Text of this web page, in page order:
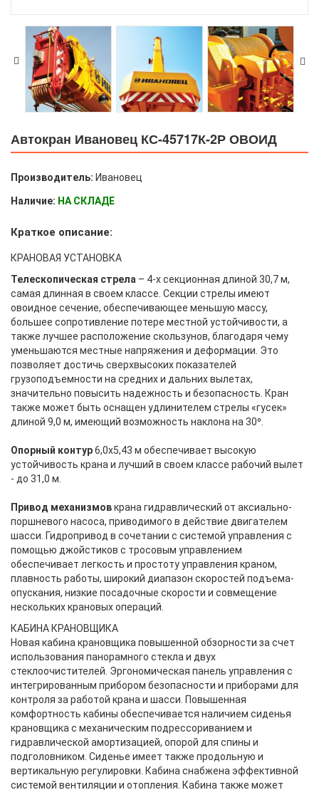
Автокран Ивановец КС-45717К-2Р ОВОИД
Производитель: Ивановец
Наличие: НА СКЛАДЕ
Краткое описание:
КРАНОВАЯ УСТАНОВКА
Телескопическая стрела – 4-х секционная длиной 30,7 м,
самая длинная в своем классе. Секции стрелы имеют
овоидное сечение, обеспечивающее меньшую массу,
большее сопротивление потере местной устойчивости, а
также лучшее расположение скользунов, благодаря чему
уменьшаются местные напряжения и деформации. Это
позволяет достичь сверхвысоких показателей
грузоподъемности на средних и дальних вылетах,
значительно повысить надежность и безопасность. Кран
также может быть оснащен удлинителем стрелы «гусек»
длиной 9,0 м, имеющий возможность наклона на 30⁰.
Опорный контур6,0х5,43 м обеспечивает высокую
устойчивость крана и лучший в своем классе рабочий вылет
- до 31,0 м.
Привод механизмовкрана гидравлический от аксиально-
поршневого насоса, приводимого в действие двигателем
шасси. Гидропривод в сочетании с системой управления с
помощью джойстиков с тросовым управлением
обеспечивает легкость и простоту управления краном,
плавность работы, широкий диапазон скоростей подъема-
опускания, низкие посадочные скорости и совмещение
нескольких крановых операций.
КАБИНА КРАНОВЩИКА
Новая кабина крановщика повышенной обзорности за счет
использования панорамного стекла и двух
стеклоочистителей. Эргономическая панель управления с
интегрированным прибором безопасности и приборами для
контроля за работой крана и шасси. Повышенная
комфортность кабины обеспечивается наличием сиденья
крановщика с механическим подрессориванием и
гидравлической амортизацией, опорой для спины и
подголовником. Сиденье имеет также продольную и
вертикальную регулировки. Кабина снабжена эффективной
системой вентиляции и отопления. Кабина также может